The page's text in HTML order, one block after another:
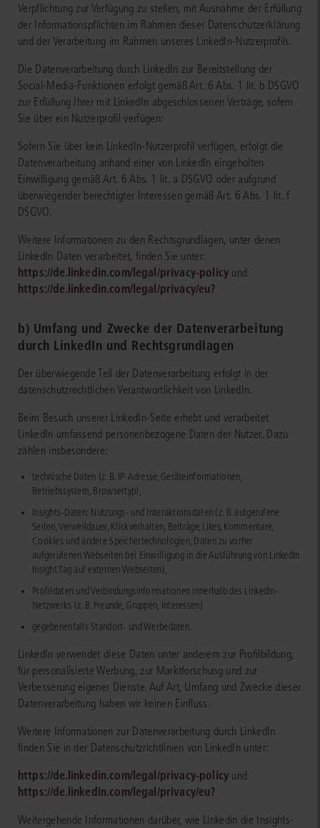
Verpflichtung zur Verfügung zu stellen, mit Ausnahme der Erfüllung
der Informationspflichten im Rahmen dieser Datenschutzerklärung
und der Verarbeitung im Rahmen unseres LinkedIn-Nutzerprofils.
Die Datenverarbeitung durch LinkedIn zur Bereitstellung der
Social-Media-Funktionen erfolgt gemäß Art. 6 Abs. 1 lit. b DSGVO
zur Erfüllung Ihrer mit LinkedIn abgeschlossenen Verträge, sofern
Sie über ein Nutzerprofil verfügen:
Sofern Sie über kein LinkedIn-Nutzerprofil verfügen, erfolgt die
Datenverarbeitung anhand einer von LinkedIn eingeholten
Einwilligung gemäß Art. 6 Abs. 1 lit. a DSGVO oder aufgrund
überwiegender berechtigter Interessen gemäß Art. 6 Abs. 1 lit. f
DSGVO.
Weitere Informationen zu den Rechtsgrundlagen, unter denen
LinkedIn Daten verarbeitet, finden Sie unter:
https://de.linkedin.com/legal/privacy-policy und
https://de.linkedin.com/legal/privacy/eu?
b) Umfang und Zwecke der Datenverarbeitung
durch LinkedIn und Rechtsgrundlagen
Der überwiegende Teil der Datenverarbeitung erfolgt in der
datenschutzrechtlichen Verantwortlichkeit von LinkedIn.
Beim Besuch unserer LinkedIn-Seite erhebt und verarbeitet
LinkedIn umfassend personenbezogene Daten der Nutzer. Dazu
zählen insbesondere:
technische Daten (z. B. IP-Adresse, Geräteinformationen,
Betriebssystem, Browsertyp),
Insights-Daten: Nutzungs- und Interaktionsdaten (z. B. aufgerufene
Seiten, Verweildauer, Klickverhalten, Beiträge, Likes, Kommentare,
Cookies und andere Speichertechnologien, Daten zu vorher
aufgerufenen Webseiten bei Einwilligung in die Ausführung von LinkedIn
Insight Tag auf externen Webseiten),
Profildaten und Verbindungsinformationen innerhalb des LinkedIn-
Netzwerks (z. B. Freunde, Gruppen, Interessen)
gegebenenfalls Standort- und Werbedaten.
LinkedIn verwendet diese Daten unter anderem zur Profilbildung,
für personalisierte Werbung, zur Marktforschung und zur
Verbesserung eigener Dienste. Auf Art, Umfang und Zwecke dieser
Datenverarbeitung haben wir keinen Einfluss.
Weitere Informationen zur Datenverarbeitung durch LinkedIn
finden Sie in der Datenschutzrichtlinien von LinkedIn unter:
https://de.linkedin.com/legal/privacy-policy und
https://de.linkedin.com/legal/privacy/eu?
Weitergehende Informationen darüber, wie Linkedin die Insights-